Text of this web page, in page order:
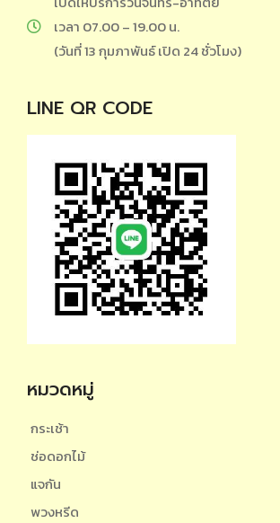
เวลา 07.00 – 19.00 น.
(วันที่ 13 กุมภาพันธ์ เปิด 24 ชั่วโมง)
LINE QR CODE
หมวดหมู่
กระเช้า
ช่อดอกไม้
แจกัน
พวงหรีด